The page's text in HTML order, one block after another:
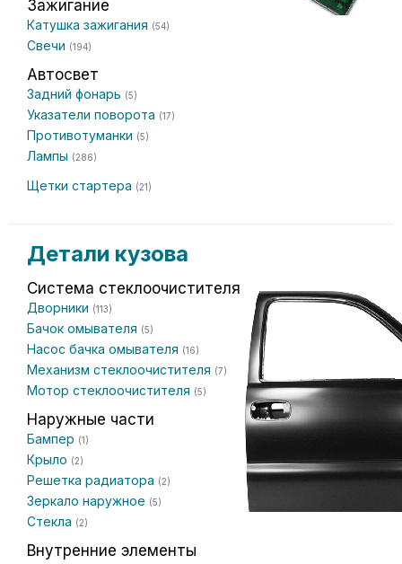
Зажигание
Катушка зажигания (54)
Свечи (194)
Автосвет
Задний фонарь (5)
Указатели поворота (17)
Противотуманки (5)
Лампы (286)
Щетки стартера (21)
Детали кузова
Система стеклоочистителя
Дворники (113)
Бачок омывателя (5)
Насос бачка омывателя (16)
Механизм стеклоочистителя (7)
Мотор стеклоочистителя (5)
Наружные части
Бампер (1)
Крыло (2)
Решетка радиатора (2)
Зеркало наружное (5)
Стекла (2)
Внутренние элементы